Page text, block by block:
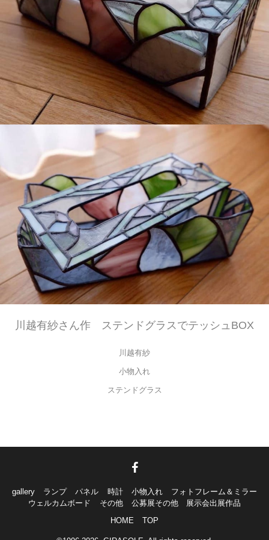
川越有紗さん作 ステンドグラスでテッシュBOX
川越有紗
小物入れ
ステンドグラス
gallery ランプ パネル 時計 小物入れ
フォトフレーム＆ミラー
ウェルカムボード
その他
公募展その他 展示会出展作品
HOME
TOP